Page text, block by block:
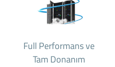
Full Performans ve
Tam Donanım